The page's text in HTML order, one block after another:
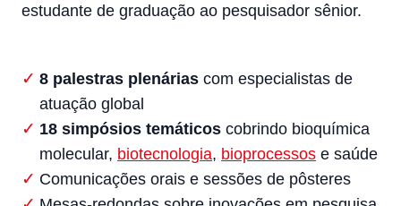
estudante de graduação ao pesquisador sênior.
8 palestras plenárias com especialistas de
atuação global
18 simpósios temáticos cobrindo bioquímica
molecular, biotecnologia, bioprocessos e saúde
Comunicações orais e sessões de pôsteres